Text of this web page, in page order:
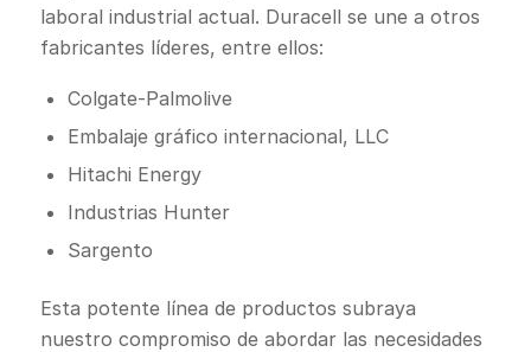
laboral industrial actual. Duracell se une a otros
fabricantes líderes, entre ellos:
Colgate-Palmolive
Embalaje gráfico internacional, LLC
Hitachi Energy
Industrias Hunter
Sargento
Esta potente línea de productos subraya
nuestro compromiso de abordar las necesidades